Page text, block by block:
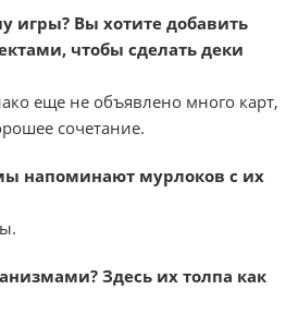
игры? Вы хотите добавить
чтобы сделать деки
еще не объявлено много карт,
сочетание.
напоминают мурлоков с их
Здесь их толпа как